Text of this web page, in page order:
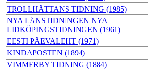
TROLLHÄTTANS TIDNING (1985)
NYA LÄNSTIDNINGEN NYA
LIDKÖPINGSTIDNINGEN (1961)
EESTI PÄEVALEHT (1971)
KINDAPOSTEN (1894)
VIMMERBY TIDNING (1884)